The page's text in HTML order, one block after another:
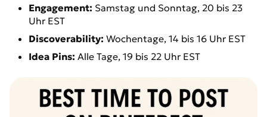
Engagement: Samstag und Sonntag, 20 bis 23
Uhr EST
Discoverability: Wochentage, 14 bis 16 Uhr EST
Idea Pins: Alle Tage, 19 bis 22 Uhr EST